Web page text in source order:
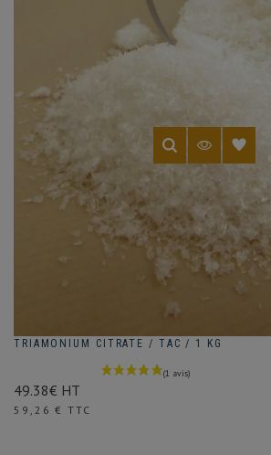
TRIAMONIUM CITRATE / TAC / 1 KG
49.38€ HT
Prix
59,26 € TTC